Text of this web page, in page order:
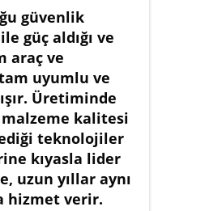
güvenlik
güç aldığı ve
araç ve
uyumlu ve
Üretiminde
kalitesi
teknolojiler
kıyasla lider
uzun yıllar aynı
hizmet verir.